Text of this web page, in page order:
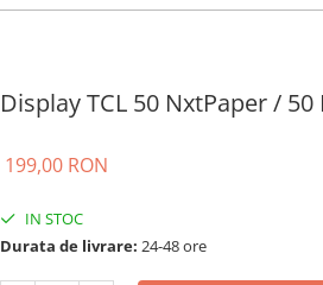
Display TCL 50 NxtPaper /
199,00 RON
IN STOC
Durata de livrare: 24-48 ore